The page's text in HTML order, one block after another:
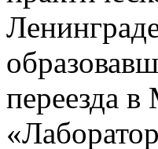
переезда